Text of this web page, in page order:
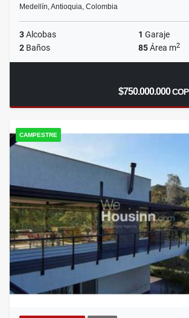
Medellín, Antioquia, Colombia
3Alcobas 1 Garaje
2 Baños 85Área m2
$750.000.000COP
CAMPESTRE